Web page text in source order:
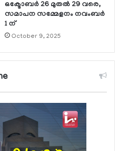
ഒക്ടോബര്‍ 26 മുതല്‍ 29 വരെ,
സമാപന സമ്മേളനം നവംബര്‍
1 ന്
October 9, 2025